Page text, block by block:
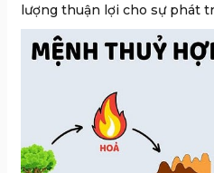
lượng thuận lợi cho sự phát